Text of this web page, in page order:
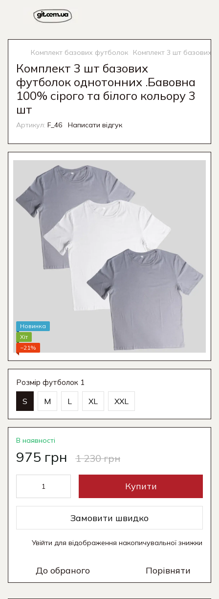
Комплект базових футболок Комплект 3 шт базових
Комплект 3 шт базових
футболок однотонних .Бавовна
100% сірого та білого кольору 3
шт
Артикул: F_46 Написати відгук
Новинка
Хіт
−21%
Розмір футболок 1
S M L XL XXL
В наявності
975 грн 1 230 грн
Купити
Замовити швидко
Увійти для відображення накопичувальної знижки
До обраного Порівняти